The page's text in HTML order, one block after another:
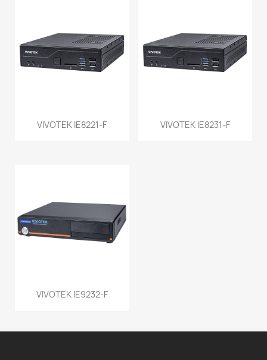
VIVOTEK IE8221-F VIVOTEK IE8231-F
VIVOTEK IE9232-F